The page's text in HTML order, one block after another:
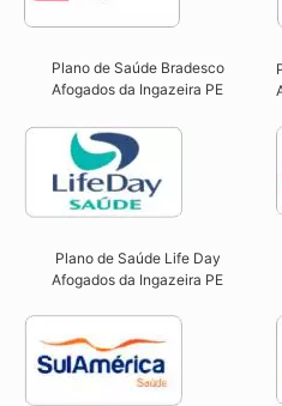
Plano de Saúde Bradesco
Afogados da Ingazeira PE
Plano de Saúde Life Day
Afogados da Ingazeira PE